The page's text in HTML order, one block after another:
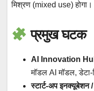
मिश्रण (mixed use) होगा।
प्रमुख घटक
AI Innovation
मॉडल AI मॉडल, डेटा-
स्टार्ट-अप इनक्यूबेशन